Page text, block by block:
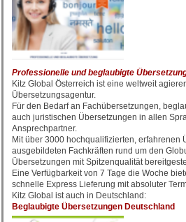
Professionelle und beglaubigte
Kitz Global Österreich ist eine weltweit
Übersetzungsagentur.
Für den Bedarf an Fachübersetzungen,
auch juristischen Übersetzungen in allen
Ansprechpartner.
Mit über 3000 hochqualifizierten, erfahrenen
ausgebildeten Fachkräften rund um den
Übersetzungen mit Spitzenqualität
Eine Verfügbarkeit von 7 Tage die Woche
schnelle Express Lieferung mit absoluter
Kitz Global ist auch in Deutschland:
Beglaubigte Übersetzungen Deutschland